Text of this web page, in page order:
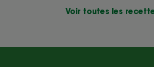
Voir toutes les